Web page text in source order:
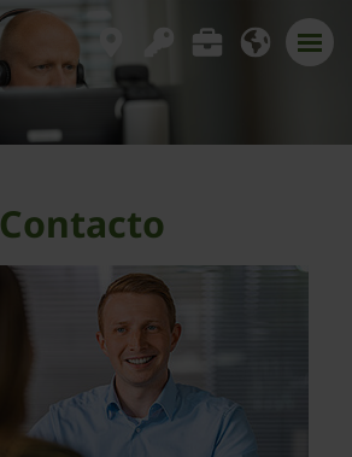
Contacto